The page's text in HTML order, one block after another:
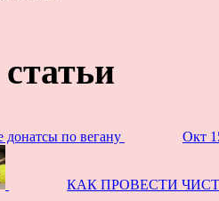
по вегану Окт
КАК ПРОВЕСТИ